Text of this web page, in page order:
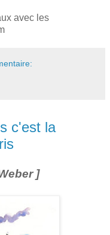
avec les
c'est la
]